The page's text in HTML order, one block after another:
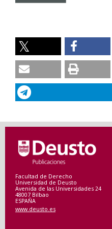
Facultad de Derecho
Universidad de Deusto
Avenida de las Universidades 24
48007 Bilbao
ESPAÑA
www.deusto.es